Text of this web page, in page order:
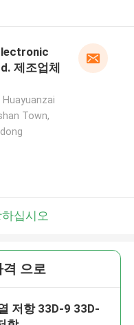
제조업체
Huayuanzai
Town,
십시오
으로
저항 33D-9 33D-